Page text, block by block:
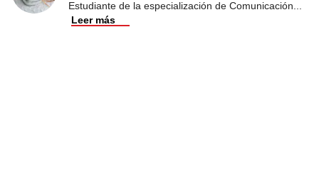
Estudiante de la especialización de Comunicación
Leer más